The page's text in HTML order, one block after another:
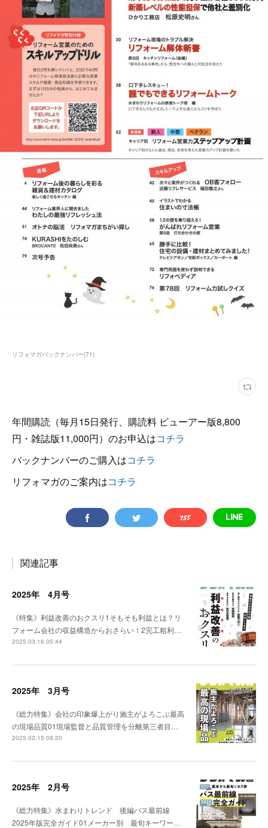
リフォマガバックナンバー(71)
年間購読（毎月15日発行、購読料 ビューアー版8,800
円・雑誌版11,000円）のお申込はコチラ
バックナンバーのご購入はコチラ
リフォマガのご案内はコチラ
関連記事
2025年 4月号
《特集》利益改善のおクスリ1そもそも利益とは？リ
フォーム会社の収益構造からおさらい！2完工粗利…
2025.03.16 05:44
2025年 3月号
《総力特集》会社の印象爆上がり施主がよろこぶ最高
の現場品質01現場監督と品質管理を分離第三者目…
2025.02.15 08:20
2025年 2月号
《総力特集》水まわりトレンド 後編バス最前線
2025年版完全ガイド01メーカー別 最旬キーワー…